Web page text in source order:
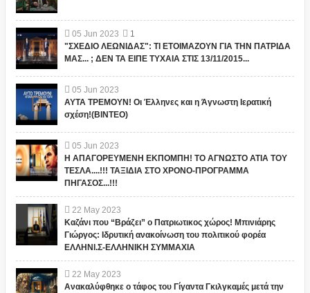
05 Jun 2023
1
"ΣΧΕΔΙΟ ΛΕΩΝΙΔΑΣ": ΤΙ ΕΤΟΙΜΑΖΟΥΝ ΓΙΑ ΤΗΝ ΠΑΤΡΙΔΑ
ΜΑΣ... ; ΔΕΝ ΤΑ ΕΙΠΕ ΤΥΧΑΙΑ ΣΤΙΣ 13/11/2015...
05 Jun 2023
ΑΥΤΑ ΤΡΕΜΟΥΝ! Οι Έλληνες και η Άγνωστη Ιερατική
σχέση!(ΒΙΝΤΕΟ)
05 Jun 2023
Η ΑΠΑΓΟΡΕΥΜΕΝΗ ΕΚΠΟΜΠΗ! ΤΟ ΑΓΝΩΣΤΟ ΑΤΙΑ ΤΟΥ
ΤΕΣΛΑ....!!! ΤΑΞΙΔΙΑ ΣΤΟ ΧΡΟΝΟ-ΠΡΟΓΡΑΜΜΑ
ΠΗΓΑΣΟΣ...!!!
22 May 2023
Καζάνι που “Βράζει” ο Πατριωτικος χώρος! Μπινιάρης
Γιώργος: Ιδρυτική ανακοίνωση του πολιτικού φορέα
ΕΛΛΗΝΙ.Σ-ΕΛΛΗΝΙΚΗ ΣΥΜΜΑΧΙΑ
22 May 2023
Ανακαλύφθηκε ο τάφος του Γίγαντα Γκιλγκαμές μετά την